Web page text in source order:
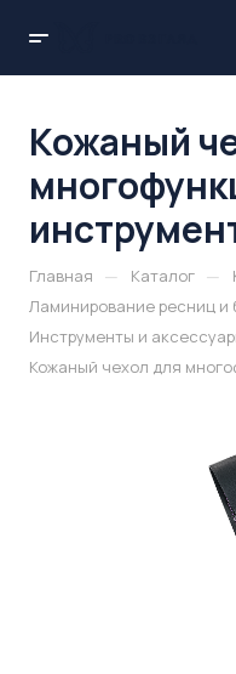
Кожаный
Главная — Каталог —
Ламинирование ресниц и
Инструменты и
Кожаный чехол для